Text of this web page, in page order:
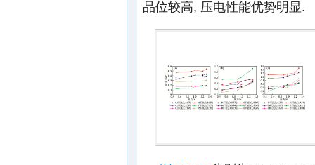
品位较高, 压电性能优势明显.